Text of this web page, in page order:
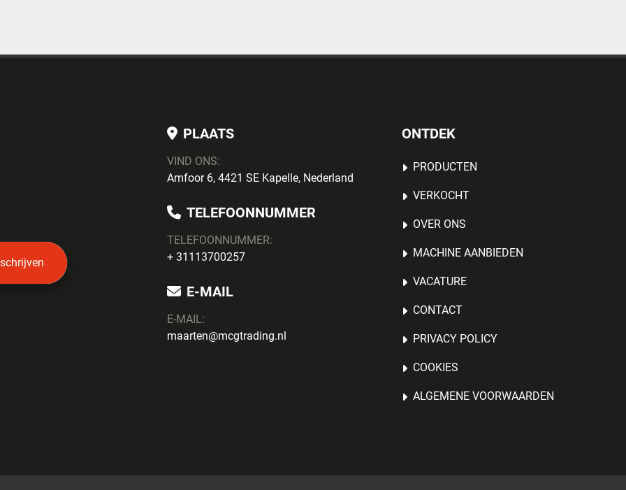
PLAATS
VIND ONS:
Amfoor 6, 4421 SE Kapelle, Nederland
TELEFOONNUMMER
TELEFOONNUMMER:
+ 31113700257
E-MAIL
E-MAIL:
maarten@mcgtrading.nl
ONTDEK
PRODUCTEN
VERKOCHT
OVER ONS
MACHINE AANBIEDEN
VACATURE
CONTACT
PRIVACY POLICY
COOKIES
ALGEMENE VOORWAARDEN